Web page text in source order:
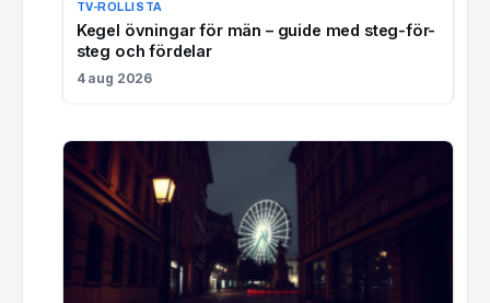
TV-ROLLISTA
Kegel övningar för män – guide med steg-för-
steg och fördelar
4 aug 2026